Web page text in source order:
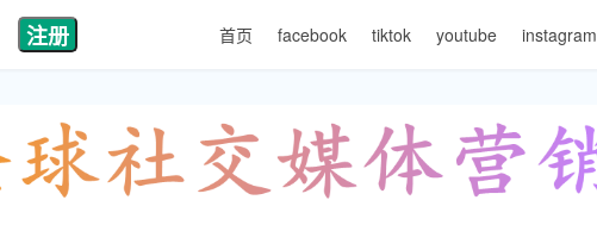
注册 首页 facebook tiktok youtube instagram